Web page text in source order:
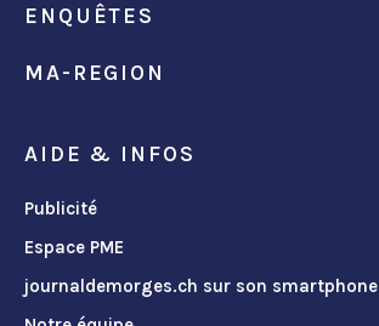
ENQUÊTES
MA-REGION
AIDE & INFOS
Publicité
Espace PME
journaldemorges.ch sur son smartphone